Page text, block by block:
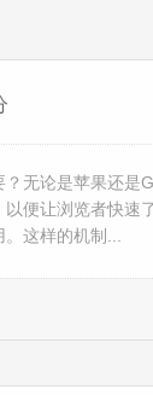
无论是苹果还是
便让浏览者快速
这样的机制...